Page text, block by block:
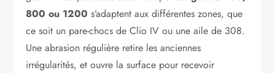
800 ou 1200 s’adaptent aux différentes zones, que
ce soit un pare-chocs de Clio IV ou une aile de 308.
Une abrasion régulière retire les anciennes
irrégularités, et ouvre la surface pour recevoir